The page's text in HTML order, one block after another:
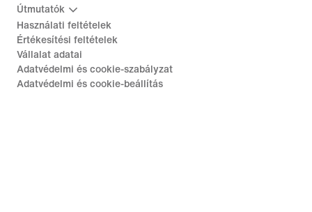
Útmutatók
Használati feltételek
Értékesítési feltételek
Vállalat adatai
Adatvédelmi és cookie-szabályzat
Adatvédelmi és cookie-beállítás